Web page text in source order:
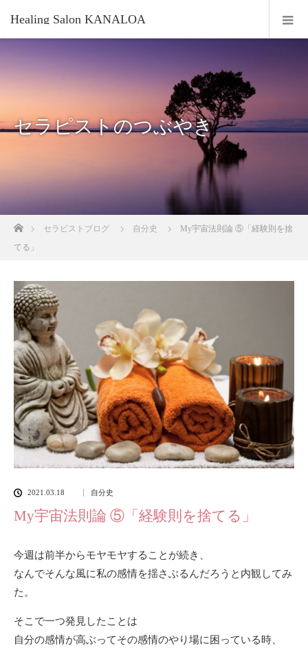
Healing Salon KANALOA
セラピストのつぶやき
ホームセラピストブログ 自分史
My宇宙法則論 ⑤「経験則を捨
てる」
2021.03.18 自分史
My宇宙法則論 ⑤「経験則を捨てる」
今週は前半からモヤモヤすることが続き、
なんでそんな風に私の感情を揺さぶるんだろうと内観してみ
た。
そこで一つ発見したことは
自分の感情が高ぶってその感情のやり場に困っている時、